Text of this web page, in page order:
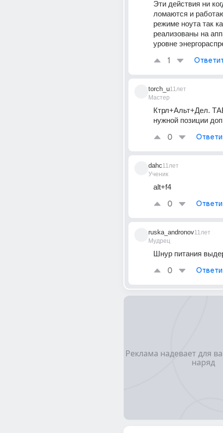
Эти действия ни
ломаются и
режиме ноута так
реализованы на
уровне
1
torch_u
Мастер
11лет
Ктрл+Альт+Дел.
нужной позиции
0
dahc
Ученик
11лет
alt+f4
0
ruska_andronov
Мудрец
11лет
Шнур питания
0